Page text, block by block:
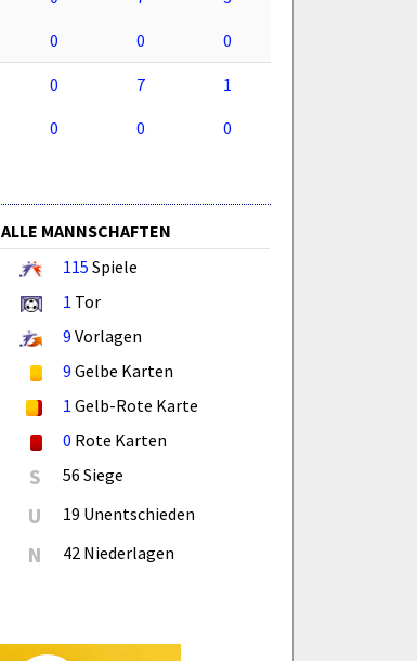
0 0 0
0 7
1
0 0 0
ALLE MANNSCHAFTEN
115 Spiele
1 Tor
9 Vorlagen
9 Gelbe Karten
1 Gelb-Rote Karte
0 Rote Karten
S 56 Siege
U 19 Unentschieden
N 42 Niederlagen